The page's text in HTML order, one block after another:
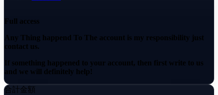
Full access
Any Thing happend To The account is my responsibility just
contact us.
If something happened to your account, then first write to us
and we will definitely help!
合計金額